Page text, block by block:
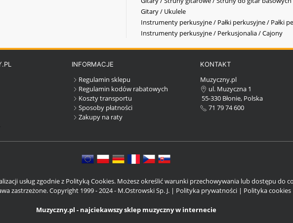
Gitary / Ukulele
Instrumenty perkusyjne / Pałki perkusyjne / Pałki
Instrumenty perkusyjne / Perkusjonalia / Cajony
INFORMACJE
Regulamin sklepu
Regulamin kodów rabatowych
Koszty transportu
Sposoby płatności
Zakupy na raty
KONTAKT
Muzyczny.pl
ul. Muzyczna 1
55-330 Błonie, Polska
71 79 74 600
usług zgodnie z Polityką Cookies. Możesz określić warunki przechowywania lub dostępu do
zastrzeżone. Copyright 1999 - 2024 - M.Ostrowski Sp. J. | Polityka prywatności | Polityka cookies
Muzyczny.pl - najciekawszy sklep muzyczny w internecie